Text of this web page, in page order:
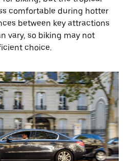
comfortable during hotter
between key attractions
vary, so biking may not
choice.